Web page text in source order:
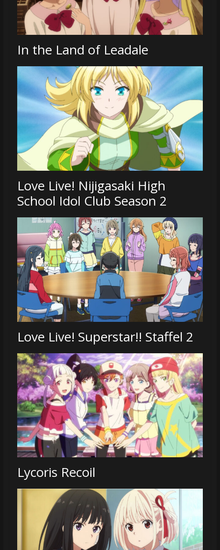
In the Land of Leadale
Love Live! Nijigasaki High
School Idol Club Season 2
Love Live! Superstar!! Staffel 2
Lycoris Recoil